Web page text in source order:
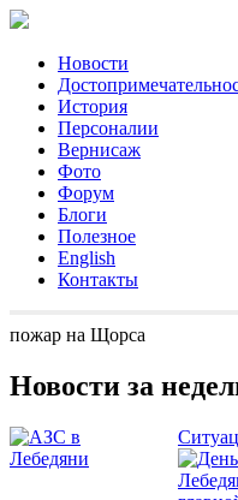
Новости
История
Персоналии
Вернисаж
Фото
Форум
Блоги
Полезное
English
Контакты
пожар на Щорса
Новости за